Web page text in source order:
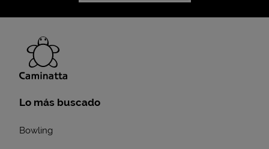
Lo más buscado
Bowling